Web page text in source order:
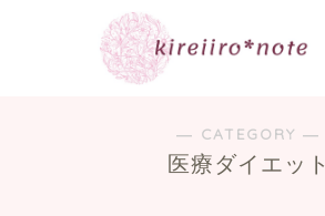
― CATEGORY ―
医療ダイエット